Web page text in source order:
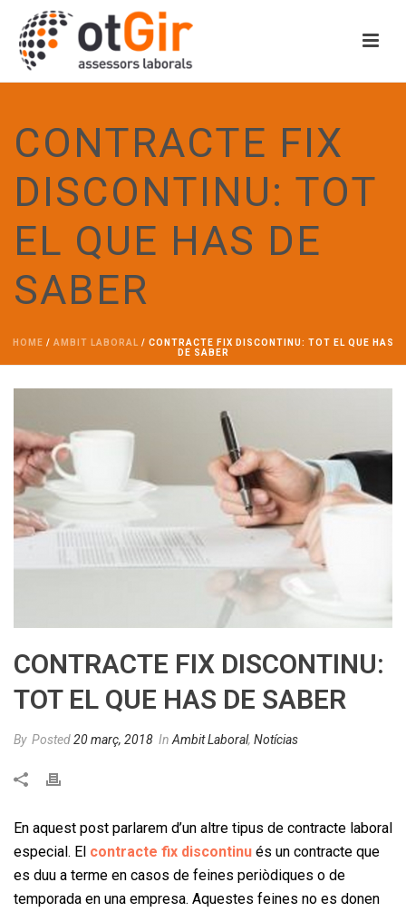
CONTRACTE FIX
DISCONTINU: TOT
EL QUE HAS DE
SABER
HOME / AMBIT LABORAL / CONTRACTE FIX DISCONTINU: TOT EL QUE HAS
DE SABER
CONTRACTE FIX DISCONTINU:
TOT EL QUE HAS DE SABER
By Posted20 març, 2018 In Ambit Laboral, Notícias
En aquest post parlarem d’un altre tipus de contracte laboral
especial. El contracte fix discontinu és un contracte que
es duu a terme en casos de feines periòdiques o de
temporada en una empresa. Aquestes feines no es donen